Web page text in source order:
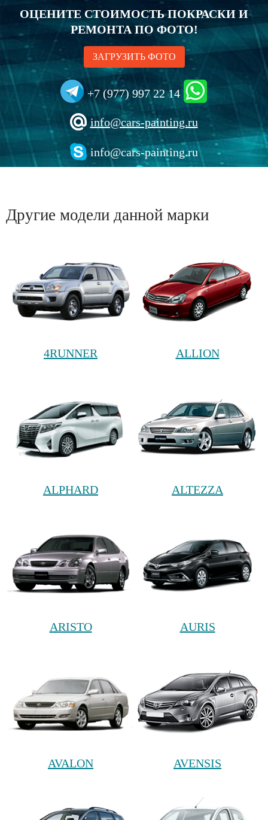
ОЦЕНИТЕ СТОИМОСТЬ ПОКРАСКИ И
РЕМОНТА ПО ФОТО!
ЗАГРУЗИТЬ ФОТО
+7 (977) 997 22 14
info@cars-painting.ru
info@cars-painting.ru
Другие модели данной марки
4RUNNER ALLION
ALPHARD ALTEZZA
ARISTO AURIS
AVALON AVENSIS